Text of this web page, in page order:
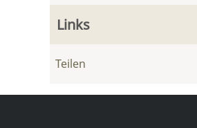
Links
Teilen